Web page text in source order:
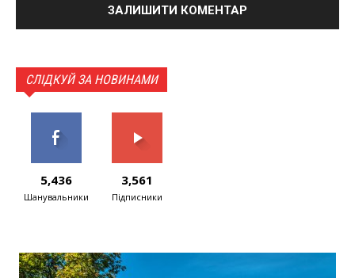
СЛІДКУЙ ЗА НОВИНАМИ
5,436
Шанувальники
3,561
Підписники